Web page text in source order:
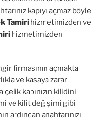
kapıyı açmaz böyle
Tamiri hizmetimizden ve
hizmetimizden
firmasının açmakta
ve kasaya zarar
çelik kapınızın kilidini
ve kilit değişimi gibi
ardından anahtarınızı